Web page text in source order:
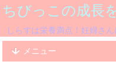
ちびっこの成長
しらすは栄養満点！妊婦さん
メニュー